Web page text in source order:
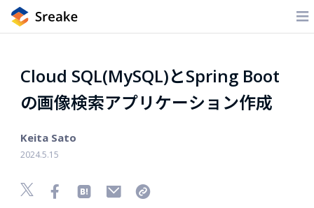
Cloud SQL(MySQL)とSpring Boot
の画像検索アプリケーション作成
Keita Sato
2024.5.15